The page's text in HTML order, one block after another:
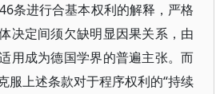
条进行合基本权利的解释，严格
决定间须欠缺明显因果关系，由
用成为德国学界的普遍主张。而
服上述条款对于程序权利的“持续